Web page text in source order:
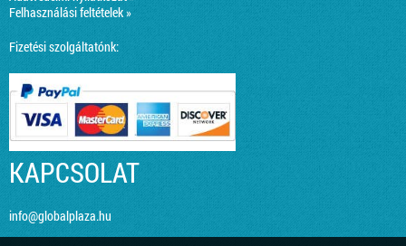
Felhasználási feltételek »
Fizetési szolgáltatónk:
KAPCSOLAT
info@globalplaza.hu